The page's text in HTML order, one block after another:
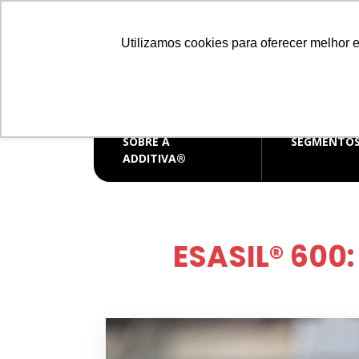
Utilizamos cookies para oferecer melhor
SOBRE A
ADDITIVA®
ESASIL®